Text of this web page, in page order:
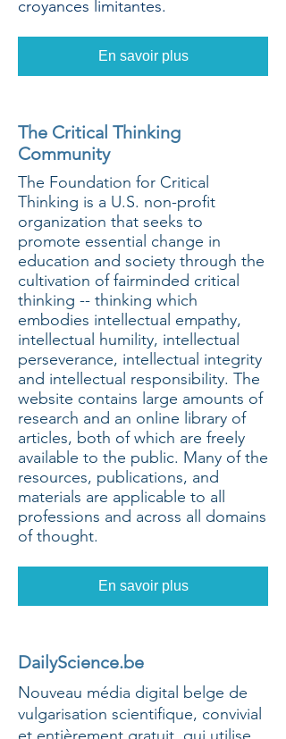
croyances limitantes.
En savoir plus
The Critical Thinking
Community
The Foundation for Critical
Thinking is a U.S. non-profit
organization that seeks to
promote essential change in
education and society through the
cultivation of fairminded critical
thinking -- thinking which
embodies intellectual empathy,
intellectual humility, intellectual
perseverance, intellectual integrity
and intellectual responsibility. The
website contains large amounts of
research and an online library of
articles, both of which are freely
available to the public. Many of the
resources, publications, and
materials are applicable to all
professions and across all domains
of thought.
En savoir plus
DailyScience.be
Nouveau média digital belge de
vulgarisation scientifique, convivial